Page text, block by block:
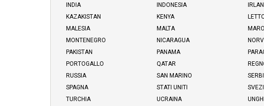
INDIA
INDONESIA
KAZAKISTAN
KENYA
MALESIA
MALTA
MONTENEGRO
NICARAGUA
PAKISTAN
PANAMA
PORTOGALLO
QATAR
RUSSIA
SAN MARINO
SPAGNA
STATI UNITI
TURCHIA
UCRAINA